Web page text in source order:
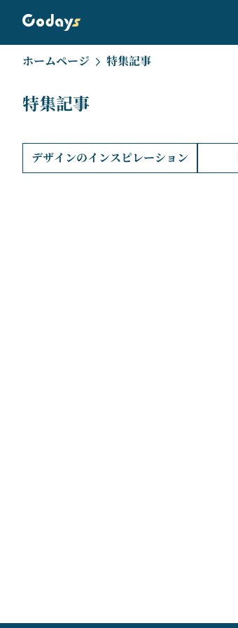
ホームページ 特集記事
特集記事
デザインのインスピレーション